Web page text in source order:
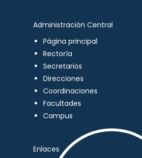
Administración Central
Página principal
Rectoría
Secretarios
Direcciones
Coordinaciones
Facultades
Campus
Enlaces